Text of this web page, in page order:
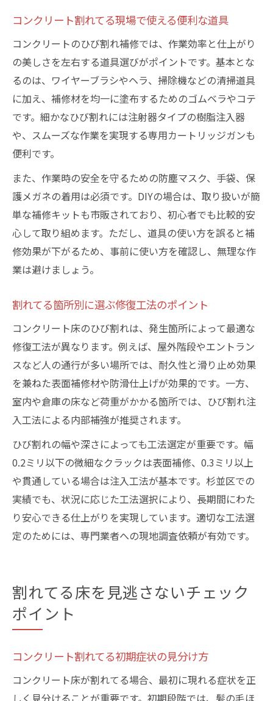
コンクリート割れてる現場で使える便利な道具
コンクリートのひび割れ補修では、作業効率と仕上がり
の美しさを左右する道具選びがポイントです。基本とな
るのは、ワイヤーブラシやヘラ、掃除機などの清掃道具
に加え、補修材を均一に塗布するためのゴムベラやコテ
です。細かなひび割れには注射器タイプの樹脂注入器
や、スムーズな作業を実現する専用カートリッジガンも
便利です。
また、作業時の安全を守るための防塵マスク、手袋、保
護メガネの着用は必須です。DIYの場合は、取り扱いが簡
単な補修キットも市販されており、初心者でも比較的安
心して取り組めます。ただし、道具の使い方を誤ると補
修効果が下がるため、事前に使い方を確認し、無理な作
業は避けましょう。
割れてる箇所別に選ぶ修復工法のポイント
コンクリート床のひび割れは、発生箇所によって最適な
修復工法が異なります。例えば、屋外階段やエントラン
スなど人の通行が多い場所では、耐久性と滑り止め効果
を兼ねた表面補修材や防滑仕上げが効果的です。一方、
室内や倉庫の床など荷重がかかる箇所では、ひび割れ注
入工法による内部補強が推奨されます。
ひび割れの幅や深さによっても工法選定が重要です。幅
0.2ミリ以下の微細なクラックは表面補修、0.3ミリ以上
や貫通している場合は注入工法が基本です。杉並区での
実績でも、状況に応じた工法選択により、長期間にわた
り安心できる仕上がりを実現しています。適切な工法選
定のためには、専門業者への現地調査依頼が有効です。
割れてる床を見逃さないチェック
ポイント
コンクリート割れてる初期症状の見分け方
コンクリート床が割れてる場合、最初に現れる症状を正
しく見分けることが重要です。初期段階では、髪の毛ほ